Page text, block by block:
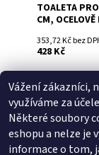
TOALETA
CM,
353,72 Kč bez
428 Kč
Buďte první,
Přidat
Buďte první,
Přidat
Vážení zákazníci,
využíváme za
Některé soubory
eshopu a nelze je
informace o tom,